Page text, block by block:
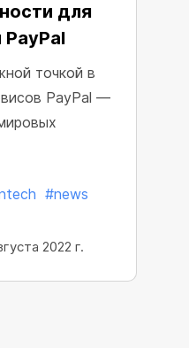
для
PayPal
точкой в
PayPal —
#news
2022 г.